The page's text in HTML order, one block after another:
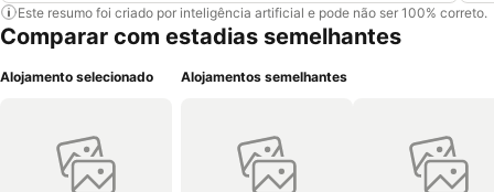
Este resumo foi criado por inteligência artificial e pode não ser 100% correto.
Comparar com estadias semelhantes
Alojamento selecionado Alojamentos semelhantes